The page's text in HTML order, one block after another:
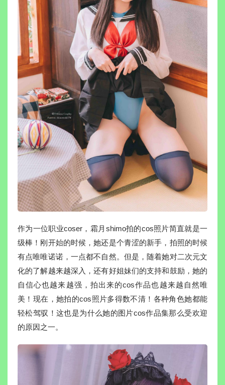
作为一位职业coser，霜月shimo拍的cos照片简直就是一
级棒！刚开始的时候，她还是个青涩的新手，拍照的时候
有点唯唯诺诺，一点都不自然。但是，随着她对二次元文
化的了解越来越深入，还有好姐妹们的支持和鼓励，她的
自信心也越来越强，拍出来的cos作品也越来越自然唯
美！现在，她拍的cos照片多得数不清！各种角色她都能
轻松驾驭！这也是为什么她的图片cos作品集那么受欢迎
的原因之一。